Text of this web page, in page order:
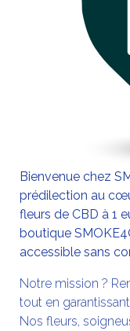
Bienvenue chez
prédilection au
fleurs de CBD à 1
boutique
accessible sans
Notre mission ?
tout en
Nos fleurs,